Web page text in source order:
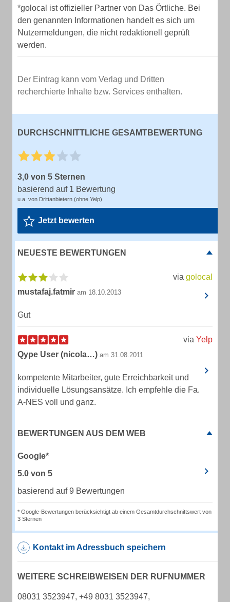
*golocal ist offizieller Partner von Das Örtliche. Bei
den genannten Informationen handelt es sich um
Nutzermeldungen, die nicht redaktionell geprüft
werden.
Der Eintrag kann vom Verlag und Dritten
recherchierte Inhalte bzw. Services enthalten.
DURCHSCHNITTLICHE GESAMTBEWERTUNG
3,0 von 5 Sternen
basierend auf 1 Bewertung
u.a. von Drittanbietern (ohne Yelp)
Jetzt bewerten
NEUESTE BEWERTUNGEN
via golocal
mustafaj.fatmir am 18.10.2013
Gut
via Yelp
Qype User (nicola…) am 31.08.2011
kompetente Mitarbeiter, gute Erreichbarkeit und
individuelle Lösungsansätze. Ich empfehle die Fa.
A-NES voll und ganz.
BEWERTUNGEN AUS DEM WEB
Google*
5.0 von 5
basierend auf 9 Bewertungen
* Google-Bewertungen berücksichtigt ab einem Gesamtdurchschnittswert von
3 Sternen
Kontakt im Adressbuch speichern
WEITERE SCHREIBWEISEN DER RUFNUMMER
08031 3523947, +49 8031 3523947,